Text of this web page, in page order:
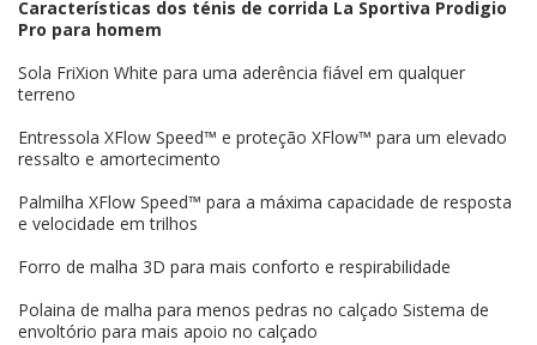
Características dos ténis de corrida La Sportiva Prodigio
Pro para homem
Sola FriXion White para uma aderência fiável em qualquer
terreno
Entressola XFlow Speed™ e proteção XFlow™ para um elevado
ressalto e amortecimento
Palmilha XFlow Speed™ para a máxima capacidade de resposta
e velocidade em trilhos
Forro de malha 3D para mais conforto e respirabilidade
Polaina de malha para menos pedras no calçado Sistema de
envoltório para mais apoio no calçado